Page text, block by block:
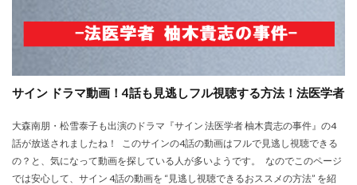
サイン ドラマ動画！4話も見逃しフル視聴する方法！法医学者
大森南朋・松雪泰子も出演のドラマ『サイン 法医学者 柚木貴志の事件』の4
話が放送されましたね！ このサインの4話の動画はフルで見逃し視聴できる
の？と、気になって動画を探している人が多いようです。 なのでこのページ
では安心して、サイン 4話の動画を “見逃し視聴できるおススメの方法” を紹